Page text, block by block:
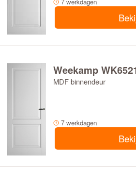
Weekamp
MDF binnendeur
7 werkdagen